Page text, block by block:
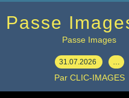
Passe
Passe Images
31.07.2026 …
Par CLIC-IMAGES